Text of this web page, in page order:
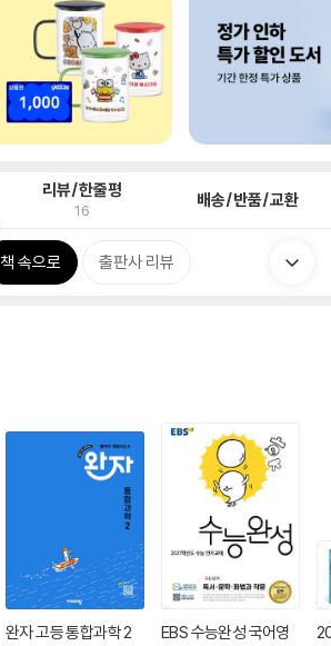
리뷰/한줄평
16 배송/반품/교환
책 속으로 출판사 리뷰
완자 고등 통합과학 2
EBS 수능완성 국어영